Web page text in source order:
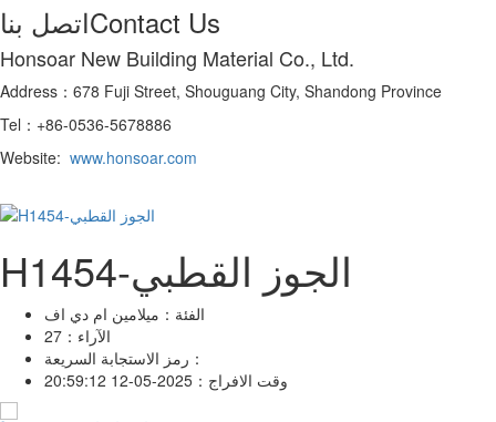
اتصل بناContact Us
Honsoar New Building Material Co., Ltd.
Address：678 Fuji Street, Shouguang City, Shandong Province
Tel：+86-0536-5678886
Website: www.honsoar.com
H1454-الجوز القطبي
الفئة： ميلامين ام دي اف
الآراء： 27
رمز الاستجابة السريعة：
وقت الافراج： 2025-05-12 20:59:12